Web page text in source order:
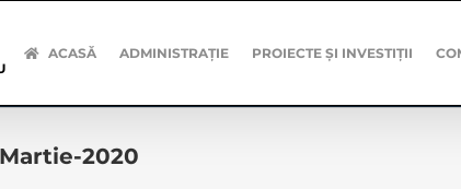
ACASĂ ADMINISTRAȚIE PROIECTE ȘI INVESTIȚII
2020